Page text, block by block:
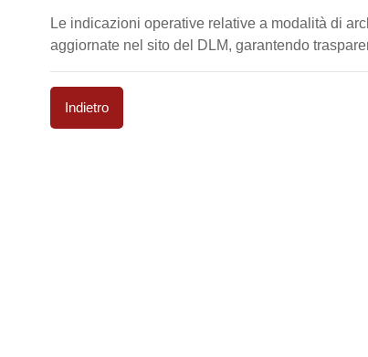
Le indicazioni operative relative a modalità di
aggiornate nel sito del DLM, garantendo
Indietro